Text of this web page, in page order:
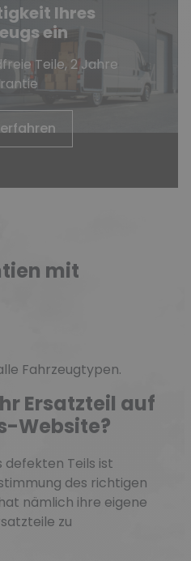
Ihres
ein
Teile, 2 Jahre
mit
Fahrzeugtypen.
Ersatzteil auf
Website?
defekten Teils ist
des richtigen
nämlich ihre eigene
zu